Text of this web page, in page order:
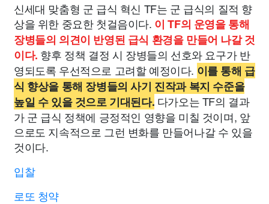
신세대 맞춤형 군 급식 혁신 TF는 군 급식의 질적 향
상을 위한 중요한 첫걸음이다. 이 TF의 운영을 통해
장병들의 의견이 반영된 급식 환경을 만들어 나갈 것
이다. 향후 정책 결정 시 장병들의 선호와 요구가 반
영되도록 우선적으로 고려할 예정이다. 이를 통해 급
식 향상을 통해 장병들의 사기 진작과 복지 수준을
높일 수 있을 것으로 기대된다. 다가오는 TF의 결과
가 군 급식 정책에 긍정적인 영향을 미칠 것이며, 앞
으로도 지속적으로 그런 변화를 만들어나갈 수 있을
것이다.
입찰
로또 청약